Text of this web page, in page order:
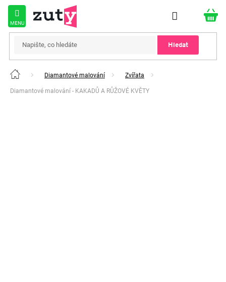
Přejít
obsah
Hledat
Domů Diamantové malování Zvířata
Diamantové malování - KAKADŮ A RŮŽOVÉ KVĚTY